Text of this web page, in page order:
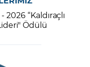
2026 “Kaldıraçlı
Ödülü